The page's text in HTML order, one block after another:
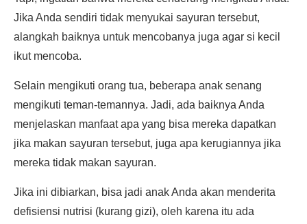
Jika Anda sendiri tidak menyukai sayuran tersebut,
alangkah baiknya untuk mencobanya juga agar si kecil
ikut mencoba.
Selain mengikuti orang tua, beberapa anak senang
mengikuti teman-temannya. Jadi, ada baiknya Anda
menjelaskan manfaat apa yang bisa mereka dapatkan
jika makan sayuran tersebut, juga apa kerugiannya jika
mereka tidak makan sayuran.
Jika ini dibiarkan, bisa jadi anak Anda akan menderita
defisiensi nutrisi (kurang gizi), oleh karena itu ada